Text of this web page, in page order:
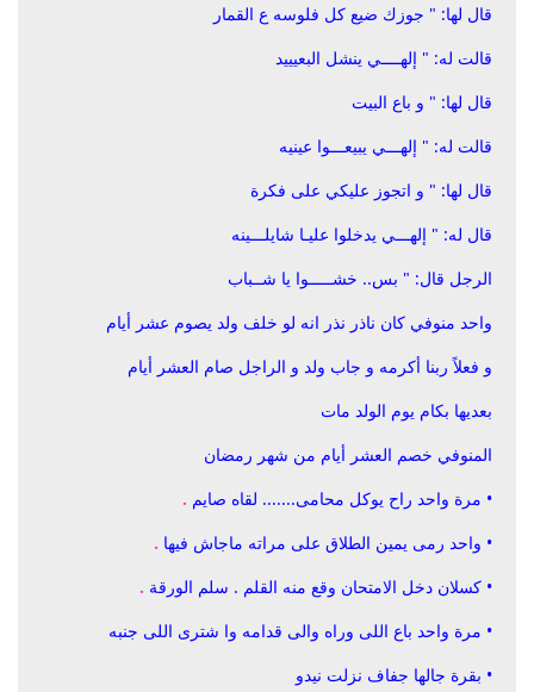
قال لها: " جوزك ضيع كل فلوسه ع القمار
قالت له: " إلهــــي ينشل البعيييد
قال لها: " و باع البيت
قالت له: " إلهـــي يبيعـــوا عينيه
قال لها: " و اتجوز عليكي على فكرة
قال له: " إلهـــي يدخلوا عليـا شايلـــينه
الرجل قال: " بس.. خشـــــوا يا شــباب
واحد منوفي كان ناذر نذر انه لو خلف ولد يصوم عشر أيام
و فعلاً ربنا أكرمه و جاب ولد و الراجل صام العشر أيام
بعديها بكام يوم الولد مات
المنوفي خصم العشر أيام من شهر رمضان
• مرة واحد راح يوكل محامى....... ‏لقاه صايم .
• واحد رمى يمين الطلاق على مراته ‏ماجاش فيها .
• كسلان دخل الامتحان وقع منه القلم . ‏سلم الورقة .
• مرة واحد باع اللى وراه والى قدامه وا شترى اللى جنبه
• بقرة جالها جفاف نزلت نيدو